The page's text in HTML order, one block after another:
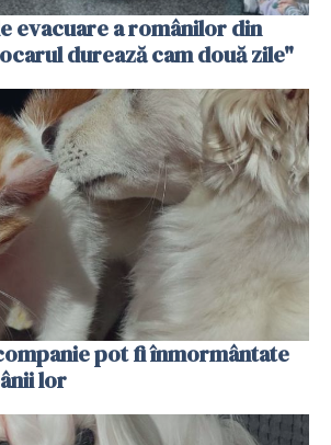
evacuare a românilor din
durează cam două zile"
pot fi înmormântate
lor